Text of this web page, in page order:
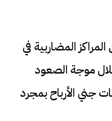
المضاربية في
موجة الصعود
جني الأرباح بمجرد